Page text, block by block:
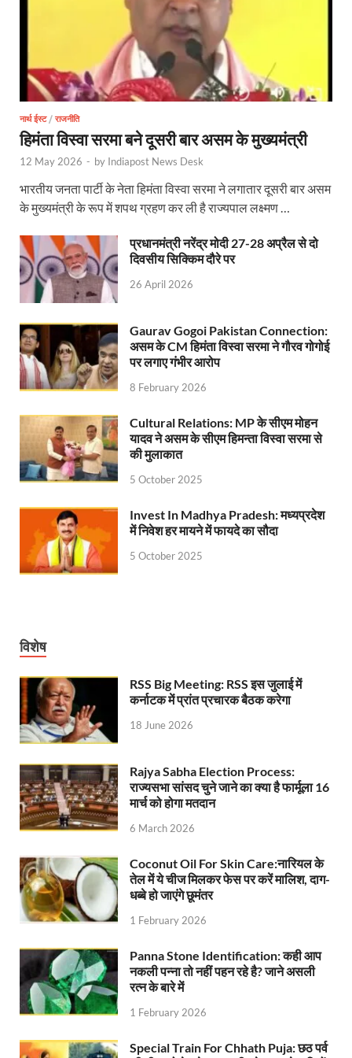
Shikayat Se Samadhan: एक ही मंच पर जनता को मिला
CM Pushkar Singh Dhami: मुख्यमंत्री ने ‘जन-जन की
Bullet Train Date: बुलेट ट्रेन की आ गई तारीख कब चलेगी
UP Police Recruitments: साल के आखिरी दिन युवाओं को
UP Tourism: योगी सरकार के प्रयास से सनातन का
Indian Railway Network: 2026 के लिए मंच तैयार
Severe cold wave: यूपी में 12वीं तक के सभी स्कूल 1
Millets Organic Food Start UP : सीएम योगी की
Kuldeep Singh Sengar: CJI की अध्यक्षता वाली बेंच
Kunda Raja Bhaiya: राजा भैया को मिला 1.5 करोड का
Jan-Jan Ki Sarkar: धामी मॉडल ने शासन को जनता के
Ankita Bhandari Case: अंकिता भंडारी केस से संबंधित
Uttarakhandi Song Launch: मुख्यमंत्री ने पैंली-पैंली बार
Uttarkhand Development Project: मुख्यमंत्री ने
Aravalli Satyagraha Yatra: अरावली की रक्षा के लिए
Rhythm of the Universe: यशोभूमि में ‘रिदम ऑफ
PM Modi Lucknow Visit… जब मंच से पीएम मोदी ने की
Nitin Nabin News: चुनाव में प्रचंड बहुमत में बीएलए 2 ने
Northern Railway News: उत्तर रेलवे ने हिमाचल
UP Rain Basera: योगी सरकार यात्रियों की सुरक्षा के
Nidhi Yojana: उत्तर प्रदेश में महिला उद्यमिता को मिला
Indramani Badoni Jayanti: उत्तराखंड के गांधी को
CM Yogi meets Sify Chairman Raju Vegesna:
Nitin Nabin Bihar Visit: बिहार दौरे पर रहेंगे बीजेपी के
Kisan Samman Diwas: किसान सम्मान दिवस’ मनाएगी
UP Vidhan Sabha Budget: योगी सरकार ने
UP Vidhan Sabha:देश में दो नमूने हैं, जब कोई चर्चा
UP Rain Basera: ठंड में आने वाले फरियादियों के लिए
नार्थ ईस्ट/ राजनीति
हिमंता विस्वा सरमा बने दूसरी बार असम के मुख्यमंत्री
12 May 2026 - by Indiapost News Desk
भारतीय जनता पार्टी के नेता हिमंता विस्वा सरमा ने लगातार दूसरी बार असम
के मुख्यमंत्री के रूप में शपथ ग्रहण कर ली है राज्यपाल लक्ष्मण …
प्रधानमंत्री नरेंद्र मोदी 27-28 अप्रैल से दो
दिवसीय सिक्किम दौरे पर
26 April 2026
Gaurav Gogoi Pakistan Connection:
असम के CM हिमंता विस्वा सरमा ने गौरव गोगोई
पर लगाए गंभीर आरोप
8 February 2026
Cultural Relations: MP के सीएम मोहन
यादव ने असम के सीएम हिमन्ता विस्वा सरमा से
की मुलाकात
5 October 2025
Invest In Madhya Pradesh: मध्यप्रदेश
में निवेश हर मायने में फायदे का सौदा
5 October 2025
विशेष
RSS Big Meeting: RSS इस जुलाई में
कर्नाटक में प्रांत प्रचारक बैठक करेगा
18 June 2026
Rajya Sabha Election Process:
राज्यसभा सांसद चुने जाने का क्या है फार्मूला 16
मार्च को होगा मतदान
6 March 2026
Coconut Oil For Skin Care:नारियल के
तेल में ये चीज मिलकर फेस पर करें मालिश, दाग-
धब्बे हो जाएंगे छूमंतर
1 February 2026
Panna Stone Identification: कही आप
नकली पन्ना तो नहीं पहन रहे है? जाने असली
रत्न के बारे में
1 February 2026
Special Train For Chhath Puja: छठ पर्व